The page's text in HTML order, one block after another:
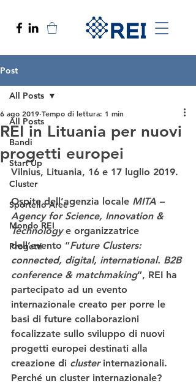
Post
All Posts
Bandi
Start Up
Cluster
Sportello Aree
Mondo REI
Progetti
All Posts
REI in Lituania per nuovi
progetti europei
6 ago 2019 Tempo di lettura: 1 min
Vilnius, Lituania, 16 e 17 luglio 2019.
Ospite dell’agenzia locale MITA –
Agency for Science, Innovation &
Technology e organizzatrice
dell’evento “Future Clusters:
connected, digital, international. B2B
conference & matchmaking”, REI ha
partecipato ad un evento
internazionale creato per porre le
basi di future collaborazioni
focalizzate sullo sviluppo di nuovi
progetti europei destinati alla
creazione di cluster internazionali.
Perché un cluster internazionale?